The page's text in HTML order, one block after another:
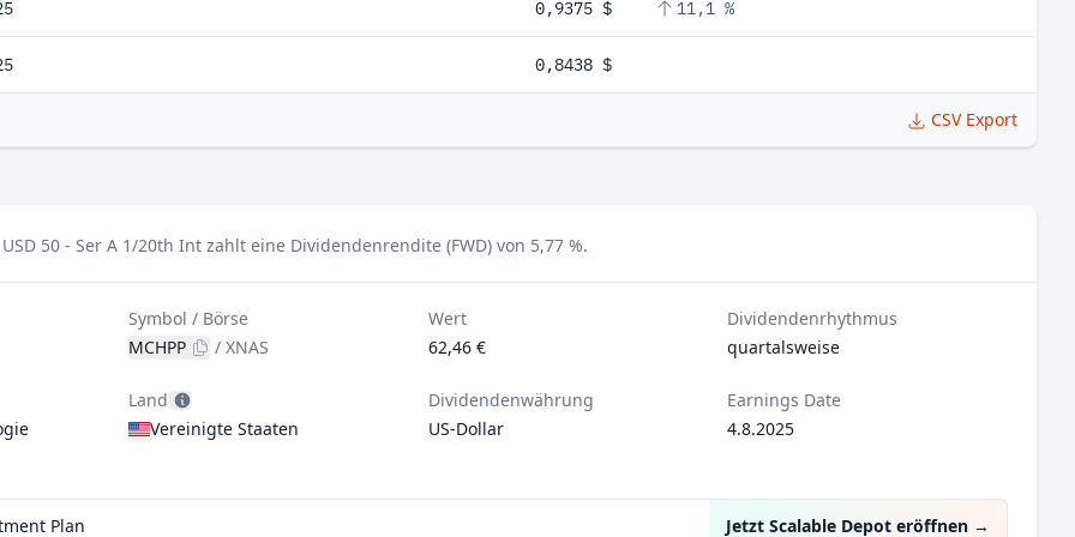
0,9375 $ 11,1 %
0,8438 $
CSV Export
50 - Ser A 1/20th Int zahlt eine Dividendenrendite (FWD) von 5,77 %.
Symbol / Börse
MCHPP
/XNAS
Wert
62,46 €
Dividendenrhythmus
quartalsweise
Land
Vereinigte Staaten
Dividendenwährung
US-Dollar
Earnings Date
4.8.2025
Plan Jetzt Scalable Depot eröffnen →